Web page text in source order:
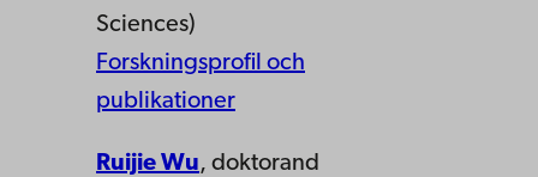
Sciences)
Forskningsprofil och
publikationer
Ruijie Wu, doktorand